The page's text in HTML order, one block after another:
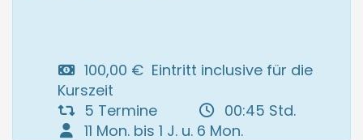
100,00 € Eintritt inclusive für die
Kurszeit
5 Termine
00:45 Std.
11 Mon. bis 1 J. u. 6 Mon.